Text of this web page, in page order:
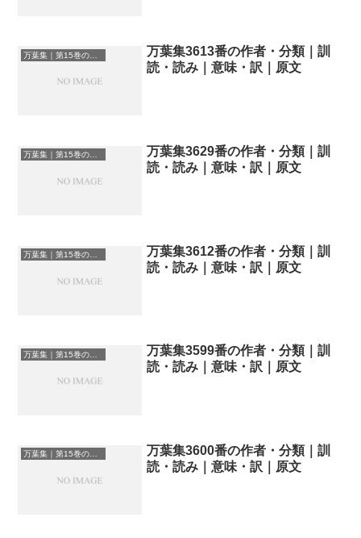
万葉集｜第15巻の和歌一覧
万葉集3613番の作者・分類｜訓
読・読み｜意味・訳｜原文
万葉集｜第15巻の和歌一覧
万葉集3629番の作者・分類｜訓
読・読み｜意味・訳｜原文
万葉集｜第15巻の和歌一覧
万葉集3612番の作者・分類｜訓
読・読み｜意味・訳｜原文
万葉集｜第15巻の和歌一覧
万葉集3599番の作者・分類｜訓
読・読み｜意味・訳｜原文
万葉集｜第15巻の和歌一覧
万葉集3600番の作者・分類｜訓
読・読み｜意味・訳｜原文